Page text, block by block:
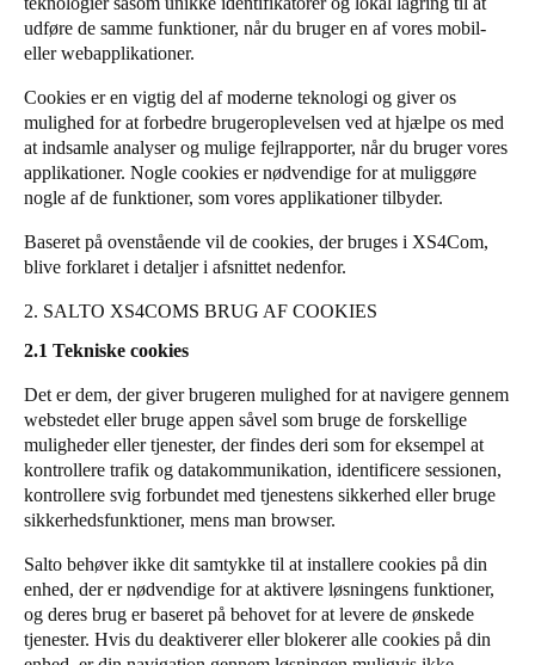
Russia
Poland
Polski
Čeština
Denmark
DanskereEnglish
Sweden
Norway
NorskEnglish
Finland
FinnishEnglish
udføre de samme funktioner, når du bruger en af vores mobil-
eller webapplikationer.
Cookies er en vigtig del af moderne teknologi og giver os
mulighed for at forbedre brugeroplevelsen ved at hjælpe os med
at indsamle analyser og mulige fejlrapporter, når du bruger vores
applikationer. Nogle cookies er nødvendige for at muliggøre
nogle af de funktioner, som vores applikationer tilbyder.
Baseret på ovenstående vil de cookies, der bruges i XS4Com,
blive forklaret i detaljer i afsnittet nedenfor.
2. SALTO XS4COMS BRUG AF COOKIES
2.1 Tekniske cookies
Det er dem, der giver brugeren mulighed for at navigere gennem
webstedet eller bruge appen såvel som bruge de forskellige
muligheder eller tjenester, der findes deri som for eksempel at
kontrollere trafik og datakommunikation, identificere sessionen,
kontrollere svig forbundet med tjenestens sikkerhed eller bruge
sikkerhedsfunktioner, mens man browser.
Salto behøver ikke dit samtykke til at installere cookies på din
enhed, der er nødvendige for at aktivere løsningens funktioner,
og deres brug er baseret på behovet for at levere de ønskede
tjenester. Hvis du deaktiverer eller blokerer alle cookies på din